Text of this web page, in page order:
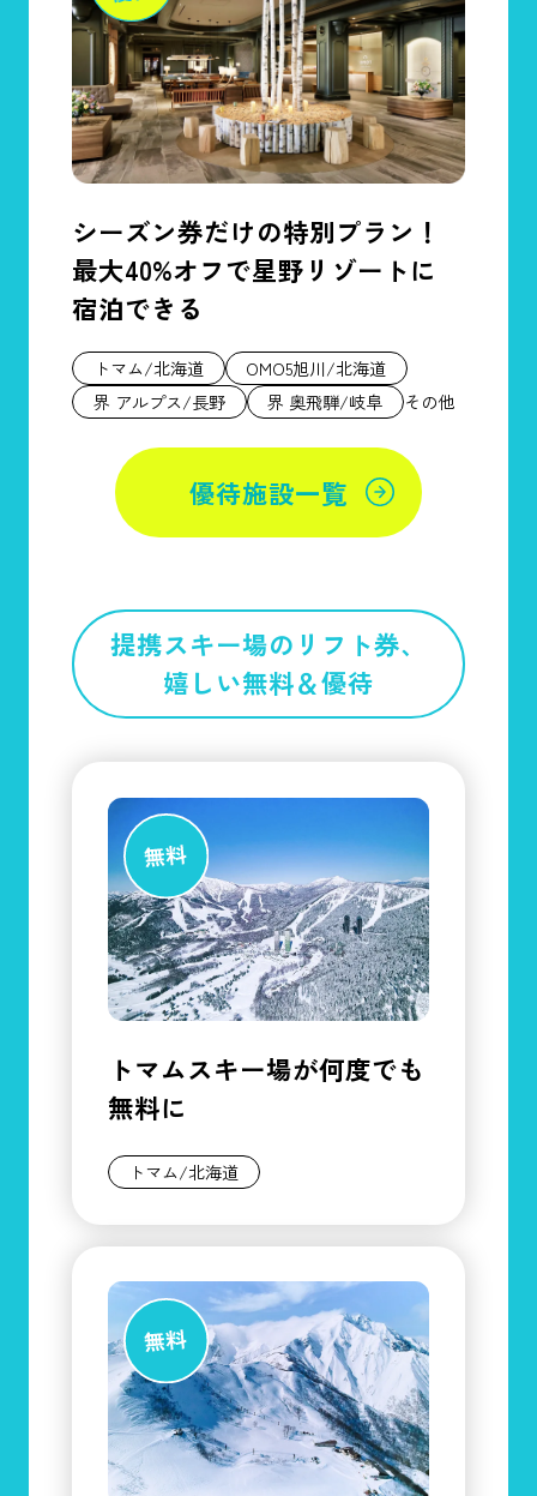
シーズン券だけの特別プラン！
最大40%オフで星野リゾートに
宿泊できる
トマム/北海道
OMO5旭川/北海道
界 アルプス/長野
界 奥飛騨/岐阜 その他
優待施設一覧
提携スキー場のリフト券、
嬉しい無料＆優待
トマムスキー場が何度でも
無料に
トマム/北海道